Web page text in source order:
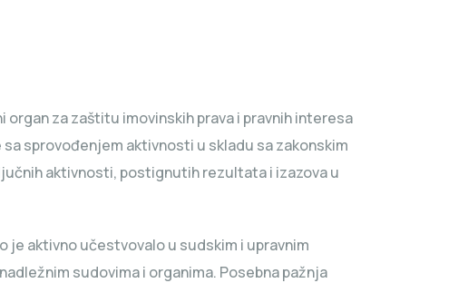
za zaštitu imovinskih prava i pravnih interesa
sprovođenjem aktivnosti u skladu sa zakonskim
aktivnosti, postignutih rezultata i izazova u
je aktivno učestvovalo u sudskim i upravnim
sudovima i organima. Posebna pažnja